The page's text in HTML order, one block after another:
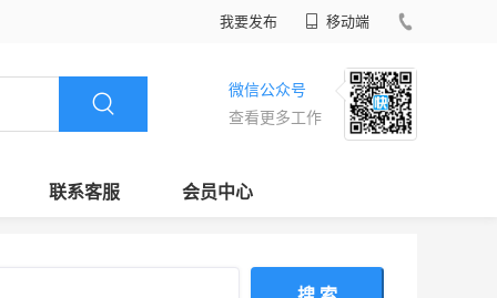
我要发布 移动端
微信公众号
查看更多工作
联系客服 会员中心